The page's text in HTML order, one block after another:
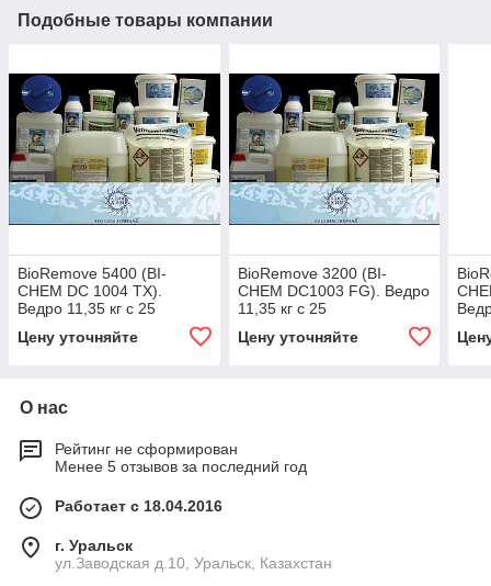
Подобные товары компании
BioRemove 5400 (BI-
CHEM DC 1004 TX).
Ведро 11,35 кг с 25
пакетиками по 454 г
Цену уточняйте
BioRemove 3200 (BI-
CHEM DC1003 FG). Ведро
11,35 кг с 25
пакетиками по 454 г
Цену уточняйте
по
О нас
Рейтинг не сформирован
Менее 5 отзывов за последний год
Работает с 18.04.2016
г. Уральск
ул.Заводская д.10, Уральск, Казахстан